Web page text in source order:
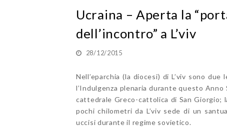
Ucraina – Aperta la
dell’incontro” a L’viv
28/12/2015
Nell’eparchia (la diocesi) di L’viv sono
l’Indulgenza plenaria durante questo
cattedrale Greco-cattolica di San Giorgio;
pochi chilometri da L’viv sede di un
uccisi durante il regime sovietico.